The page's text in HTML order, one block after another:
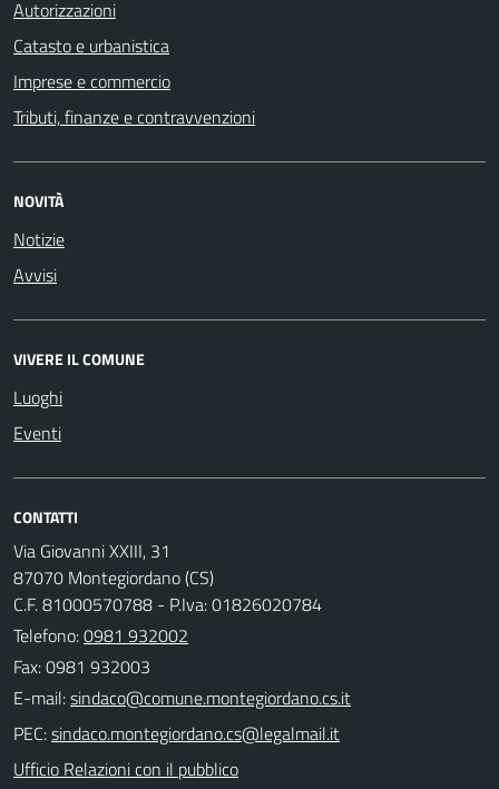
Autorizzazioni
Catasto e urbanistica
Imprese e commercio
Tributi, finanze e contravvenzioni
NOVITÀ
Notizie
Avvisi
VIVERE IL COMUNE
Luoghi
Eventi
CONTATTI
Via Giovanni XXIII, 31
87070 Montegiordano (CS)
C.F. 81000570788 - P.Iva: 01826020784
Telefono:0981 932002
Fax: 0981 932003
E-mail:
PEC:
Ufficio Relazioni con il pubblico